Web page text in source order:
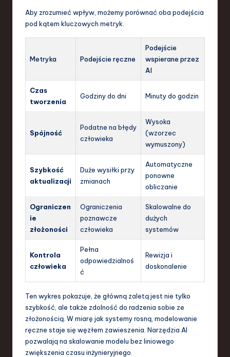
Aby zrozumieć wpływ, możemy porównać oba podejścia
pod kątem kluczowych metryk.
Metryka Podejście ręczne
Podejście
wspierane przez
AI
Czas
tworzenia
Godziny do dni Minuty do godzin
Spójność
Podatne na błędy
człowieka
Wysoka
(wzorzec
wymuszony)
Szybkość
aktualizacji
Duże wysiłki przy
zmianach
Automatyczne
ponowne
obliczanie
Ograniczen
ie
złożoności
Ograniczenia
poznawcze
człowieka
Skalowalne do
dużych
systemów
Kontrola
człowieka
Pełna
odpowiedzialnoś
ć
Rewizja i
doskonalenie
Ten wykres pokazuje, że główną zaletą jest nie tylko
szybkość, ale także zdolność do radzenia sobie ze
złożonością. W miarę jak systemy rosną, modelowanie
ręczne staje się węzłem zawieszenia. Narzędzia AI
pozwalają na skalowanie modelu bez liniowego
zwiększenia czasu inżynieryjnego.